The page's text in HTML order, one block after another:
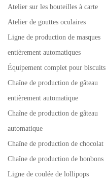
Atelier sur les bouteilles à carte
Atelier de gouttes oculaires
Ligne de production de masques
entièrement automatiques
Équipement complet pour biscuits
Chaîne de production de gâteau
entièrement automatique
Chaîne de production de gâteau
automatique
Chaîne de production de chocolat
Chaîne de production de bonbons
Ligne de coulée de lollipops